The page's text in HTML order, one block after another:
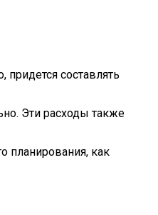
составлять
Эти расходы также
планирования, как